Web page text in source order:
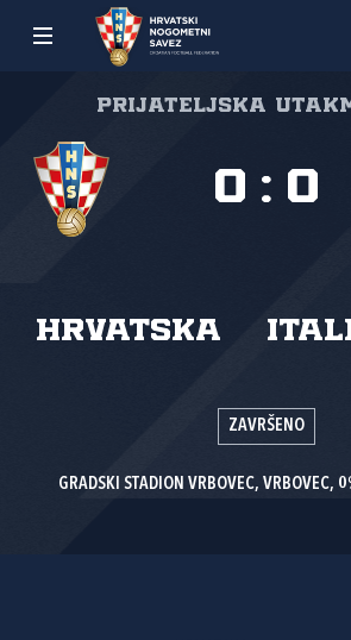
Prijateljska
Hrvatska
0 : 0
ZAVRŠENO
GRADSKI STADION VRBOVEC,